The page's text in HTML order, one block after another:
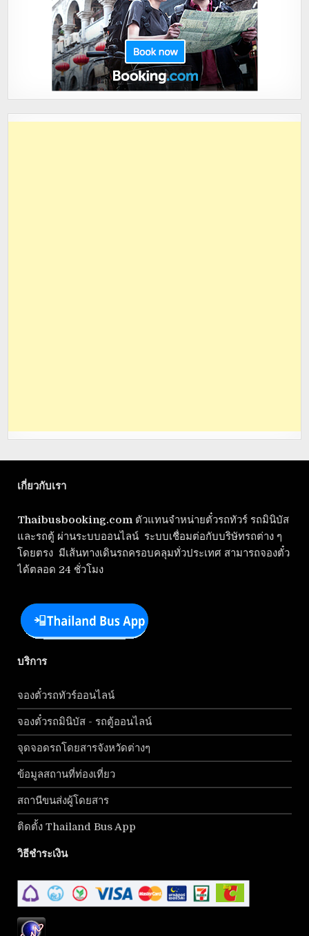
เกี่ยวกับเรา
Thaibusbooking.com ตัวแทนจำหน่ายตั๋วรถทัวร์ รถมินิบัส
และรถตู้ ผ่านระบบออนไลน์ ระบบเชื่อมต่อกับบริษัทรถต่าง ๆ
โดยตรง มีเส้นทางเดินรถครอบคลุมทั่วประเทศ สามารถจองตั๋ว
ได้ตลอด 24 ชั่วโมง
บริการ
จองตั๋วรถทัวร์ออนไลน์
จองตั๋วรถมินิบัส - รถตู้ออนไลน์
จุดจอดรถโดยสารจังหวัดต่างๆ
ข้อมูลสถานที่ท่องเที่ยว
สถานีขนส่งผู้โดยสาร
ติดตั้ง Thailand Bus App
วิธีชำระเงิน